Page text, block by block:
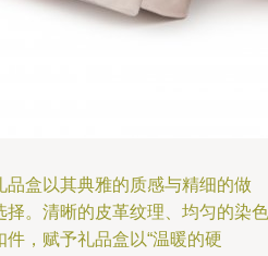
盒以其典雅的质感与精细的做
。清晰的皮革纹理、均匀的染色
，赋予礼品盒以“温暖的硬